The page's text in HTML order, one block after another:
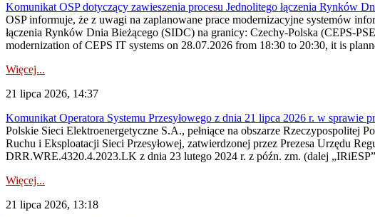
Komunikat OSP dotyczący zawieszenia procesu Jednolitego łączenia Rynków
OSP informuje, że z uwagi na zaplanowane prace modernizacyjne systemów
łączenia Rynków Dnia Bieżącego (SIDC) na granicy: Czechy-Polska (CEPS-
modernization of CEPS IT systems on 28.07.2026 from 18:30 to 20:30, it is
Więcej...
21 lipca 2026, 14:37
Komunikat Operatora Systemu Przesyłowego z dnia 21 lipca 2026 r. w
Polskie Sieci Elektroenergetyczne S.A., pełniące na obszarze Rzeczypospolitej
Ruchu i Eksploatacji Sieci Przesyłowej, zatwierdzonej przez Prezesa Urzędu
DRR.WRE.4320.4.2023.LK z dnia 23 lutego 2024 r. z późn. zm. (dalej
Więcej...
21 lipca 2026, 13:18